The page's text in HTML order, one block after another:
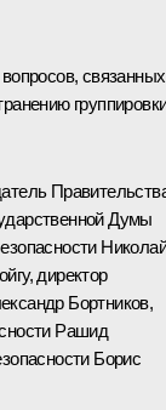
связанных
Думы
, директор
Бортников,
Рашид
Борис